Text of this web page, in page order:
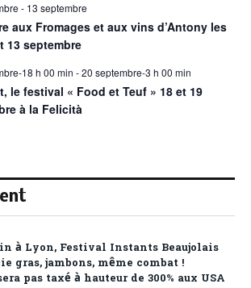
- 13 septembre
aux Fromages et aux vins d’Antony les
13 septembre
18 h 00 min -20 septembre-3 h 00 min
le festival « Food et Teuf » 18 et 19
à la Felicità
à Lyon, Festival Instants Beaujolais
gras, jambons, même combat !
pas taxé à hauteur de 300% aux USA